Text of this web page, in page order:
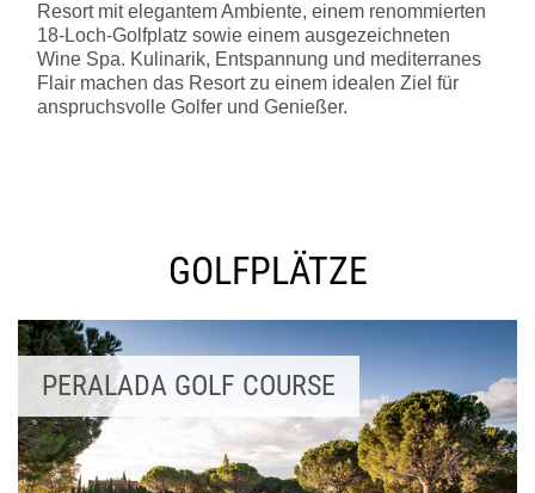
Resort mit elegantem Ambiente, einem renommierten
18-Loch-Golfplatz sowie einem ausgezeichneten
Wine Spa. Kulinarik, Entspannung und mediterranes
Flair machen das Resort zu einem idealen Ziel für
anspruchsvolle Golfer und Genießer.
GOLFPLÄTZE
PERALADA GOLF COURSE